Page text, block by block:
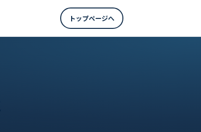
トップページへ